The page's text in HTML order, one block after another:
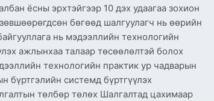
ёсны эрхтэйгээр 10 дэх удаагаа зохион
бөгөөд шалгуулагч нь өөрийн
нь мэдээллийн технологийн
ажлынхаа талаар төсөөлөлтэй болох
технологийн практик ур чадварын
бүртгэлийн системд бүртгүүлэх
төлбөр төлөх Шалгалтад цахимаар